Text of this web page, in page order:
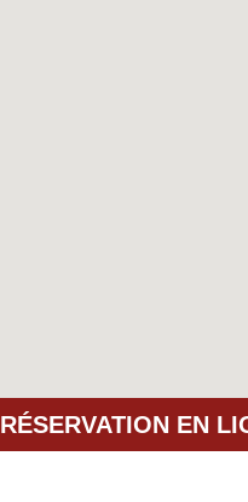
RÉSERVATION EN